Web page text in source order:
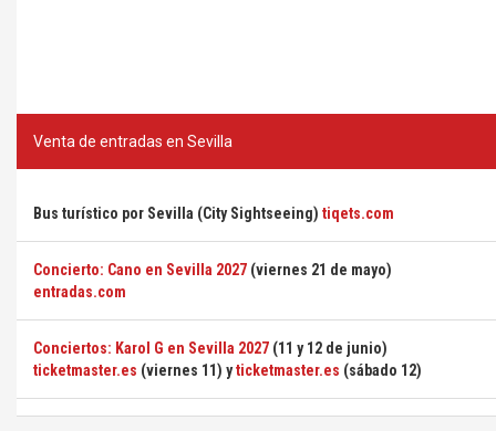
Venta de entradas en Sevilla
Bus turístico por Sevilla (City Sightseeing) tiqets.com
Concierto: Cano en Sevilla 2027 (viernes 21 de mayo)
entradas.com
Conciertos: Karol G en Sevilla 2027 (11 y 12 de junio)
ticketmaster.es (viernes 11) yticketmaster.es (sábado 12)